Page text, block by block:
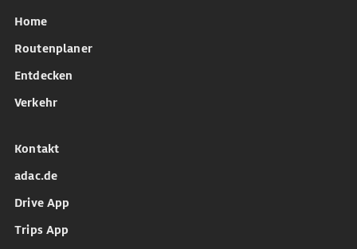
Home
Routenplaner
Entdecken
Verkehr
Kontakt
adac.de
Drive App
Trips App